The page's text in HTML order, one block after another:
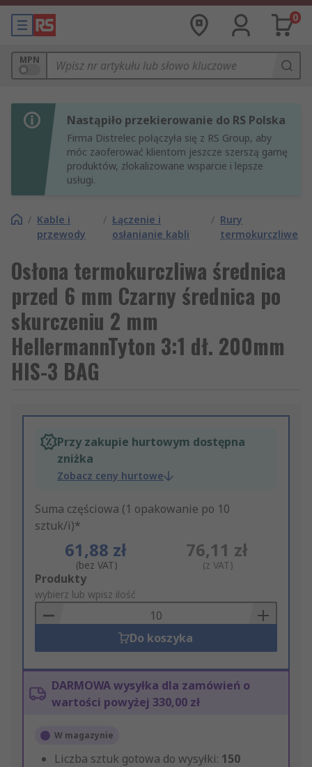
0
MPN
Nastąpiło przekierowanie do RS Polska
Firma Distrelec połączyła się z RS Group, aby
móc zaoferować klientom jeszcze szerszą gamę
produktów, zlokalizowane wsparcie i lepsze
usługi.
/ Kable i
przewody
/ Łączenie i
osłanianie kabli
/ Rury
termokurczliwe
Osłona termokurczliwa średnica
przed 6 mm Czarny średnica po
skurczeniu 2 mm
HellermannTyton 3:1 dł. 200mm
HIS-3 BAG
Przy zakupie hurtowym dostępna
zniżka
Zobacz ceny hurtowe
Suma częściowa (1 opakowanie po 10
sztuk/i)*
61,88 zł
(bez VAT)
76,11 zł
(z VAT)
Add
to
Basket
Produkty
wybierz lub wpisz ilość
Do koszyka
DARMOWA wysyłka dla zamówień o
wartości powyżej 330,00 zł
W magazynie
Liczba sztuk gotowa do wysyłki: 150